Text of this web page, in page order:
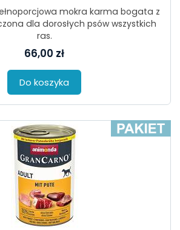
mokra karma bogata z
dla dorosłych psów wszystkich
ras.
66,00 zł
Do koszyka